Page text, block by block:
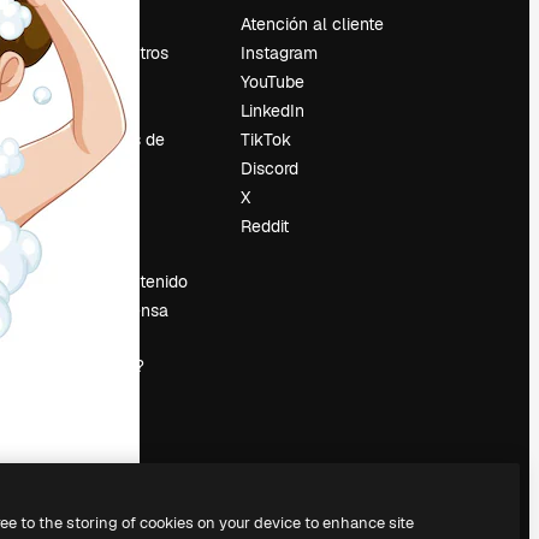
Precios
Sobre nosotros
Reviews
Empleo
Tendencias de
búsqueda
Blog
Vender contenido
Sala de prensa
magnific.ai?
Atención al cliente
Instagram
YouTube
LinkedIn
TikTok
Discord
X
Reddit
to the storing of cookies on your device to enhance site